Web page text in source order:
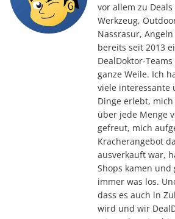
vor allem zu
Werkzeug,
Nassrasur,
bereits seit 2013
DealDoktor-
ganze Weile. Ich
viele interessante
Dinge erlebt,
über jede Menge
gefreut, mich
Kracherangebot
ausverkauft war,
Shops kamen
immer was los.
dass es auch in
wird und wir